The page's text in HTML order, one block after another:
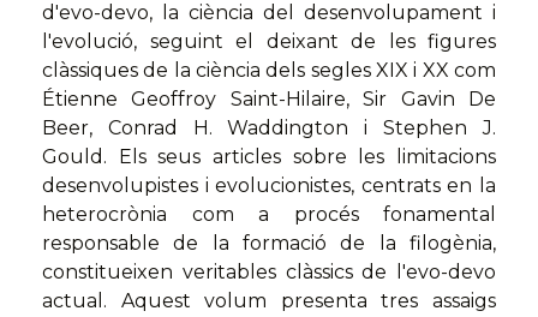
d'evo-devo, la ciència del desenvolupament i
l'evolució, seguint el deixant de les figures
clàssiques de la ciència dels segles XIX i XX com
Étienne Geoffroy Saint-Hilaire, Sir Gavin De
Beer, Conrad H. Waddington i Stephen J.
Gould. Els seus articles sobre les limitacions
desenvolupistes i evolucionistes, centrats en la
heterocrònia com a procés fonamental
responsable de la formació de la filogènia,
constitueixen veritables clàssics de l'evo-devo
actual. Aquest volum presenta tres assaigs